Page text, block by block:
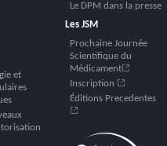
et
Le DPM dans la presse
Les JSM
Prochaine Journée
Scientifique du
Médicament
Inscription
Éditions Precedentes